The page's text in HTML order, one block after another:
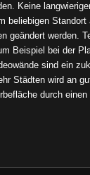
Keine
beliebigen
geändert werden.
Beispiel bei der
sind ein
Städten wird an
durch einen